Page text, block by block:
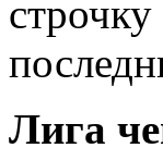
Лига